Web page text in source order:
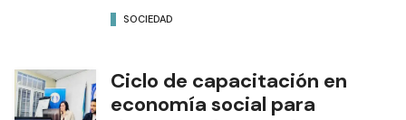
SOCIEDAD
Ciclo de capacitación en
economía social para